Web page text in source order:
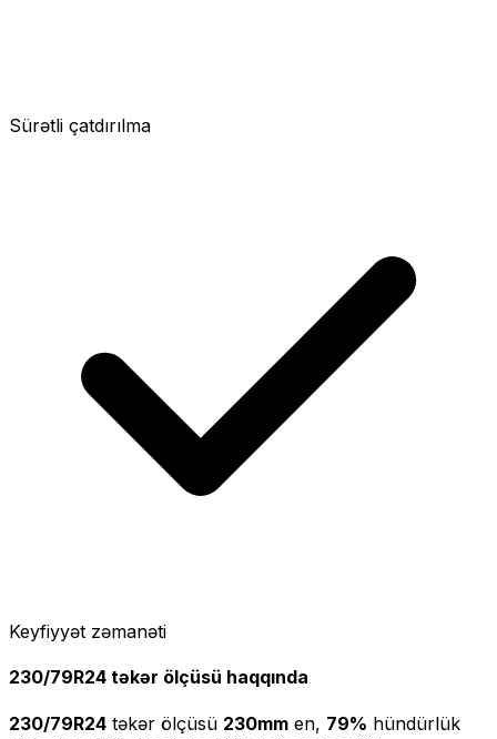
Sürətli çatdırılma
Keyfiyyət zəmanəti
230/79R24 təkər ölçüsü haqqında
230/79R24 təkər ölçüsü 230mm en, 79% hündürlük